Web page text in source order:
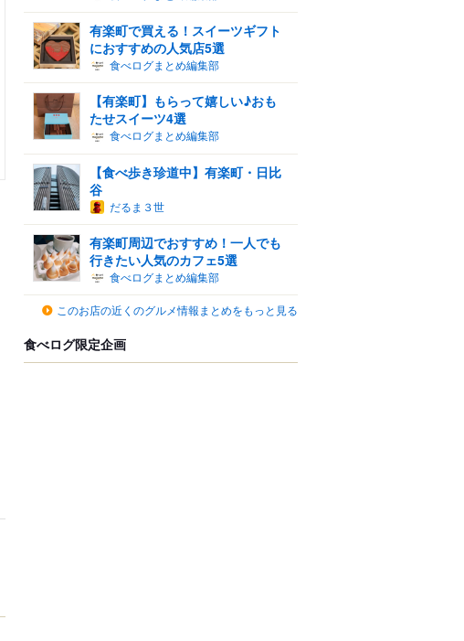
有楽町で買える！スイーツギフト
におすすめの人気店5選
食べログまとめ編集部
【有楽町】もらって嬉しい♪おも
たせスイーツ4選
食べログまとめ編集部
【食べ歩き珍道中】有楽町・日比
谷
だるま３世
有楽町周辺でおすすめ！一人でも
行きたい人気のカフェ5選
食べログまとめ編集部
このお店の近くのグルメ情報まとめをもっと見る
食べログ限定企画